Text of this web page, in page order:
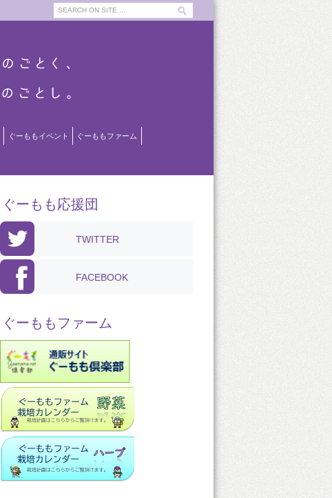
ぐーももイベント ぐーももファーム
ぐーもも応援団
TWITTER
FACEBOOK
ぐーももファーム